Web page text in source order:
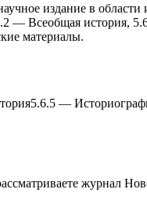
издание в
— Всеобщая история,
материалы.
5.6.5 —
журнал